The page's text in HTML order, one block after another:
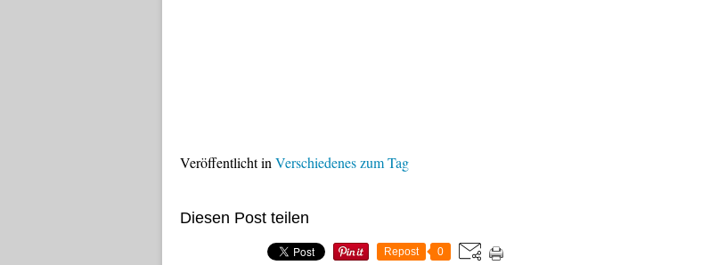
Veröffentlicht in Verschiedenes zum Tag
Diesen Post teilen
Repost 0